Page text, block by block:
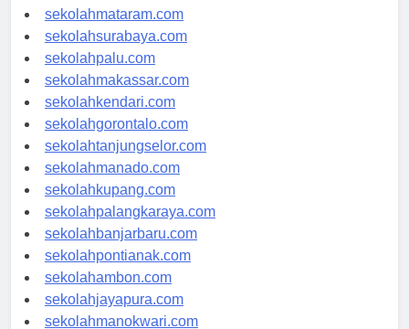
sekolahserang.com
sekolahmataram.com
sekolahsurabaya.com
sekolahpalu.com
sekolahmakassar.com
sekolahkendari.com
sekolahgorontalo.com
sekolahtanjungselor.com
sekolahmanado.com
sekolahkupang.com
sekolahpalangkaraya.com
sekolahbanjarbaru.com
sekolahpontianak.com
sekolahambon.com
sekolahjayapura.com